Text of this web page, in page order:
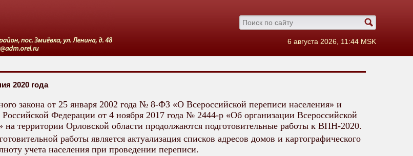
6 августа 2026, 11:44 MSK
2020 года
закона от 25 января 2002 года № 8-ФЗ «О Всероссийской переписи населения» и
Федерации от 4 ноября 2017 года № 2444-р «Об организации Всероссийской
на территории Орловской области продолжаются подготовительные работы к ВПН-2020.
работы является актуализация списков адресов домов и картографического
учета населения при проведении переписи.